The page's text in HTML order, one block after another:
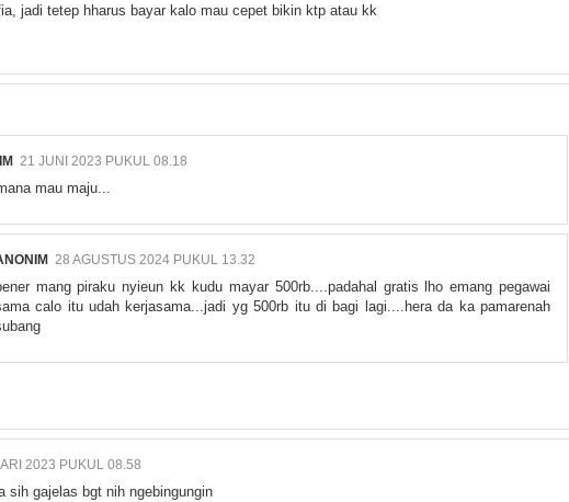
jadi tetep hharus bayar kalo mau cepet bikin ktp atau kk
21 JUNI 2023 PUKUL 08.18
mau maju...
28 AGUSTUS 2024 PUKUL 13.32
mang piraku nyieun kk kudu mayar 500rb....padahal gratis lho emang pegawai
calo itu udah kerjasama...jadi yg 500rb itu di bagi lagi....hera da ka pamarenah
2023 PUKUL 08.58
sih gajelas bgt nih ngebingungin